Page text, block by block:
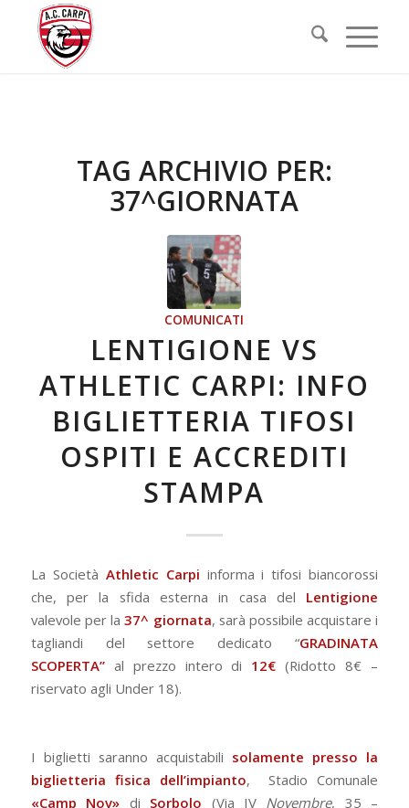
TAG ARCHIVIO PER:
37^GIORNATA
COMUNICATI
LENTIGIONE VS
ATHLETIC CARPI: INFO
BIGLIETTERIA TIFOSI
OSPITI E ACCREDITI
STAMPA
La Società Athletic Carpi informa i tifosi biancorossi
che, per la sfida esterna in casa del Lentigione
valevole per la37^ giornata, sarà possibile acquistare i
tagliandi del settore dedicato “GRADINATA
SCOPERTA”al prezzo intero di 12€ (Ridotto 8€ –
riservato agli Under 18).
I biglietti saranno acquistabili solamente presso la
biglietteria fisica dell’impianto, Stadio Comunale
«Camp Nov» di Sorbolo (Via IV Novembre, 35 –